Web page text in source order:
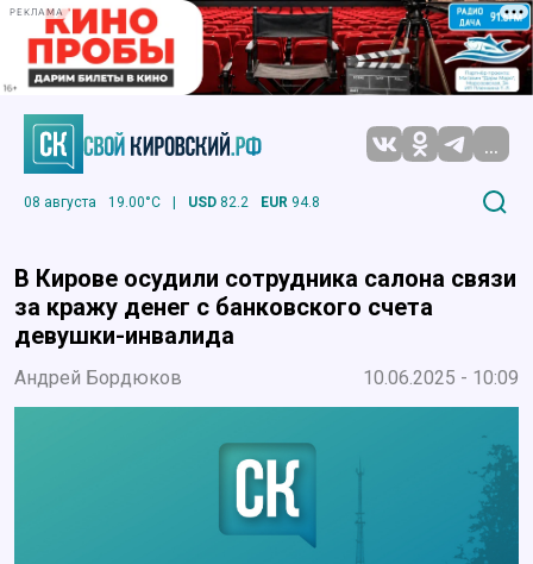
РЕКЛАМА
...
08 августа 19.00°C | USD 82.2 EUR 94.8
В Кирове осудили сотрудника салона связи
за кражу денег с банковского счета
девушки-инвалида
Андрей Бордюков 10.06.2025 - 10:09